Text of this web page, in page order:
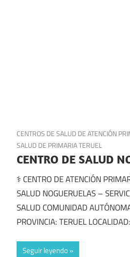
30 de junio de 2025
CENTROS DE SALUD DE ATENCIÓN
SALUD DE PRIMARIA TERUEL
CENTRO DE SALUD
⚕️ CENTRO DE ATENCIÓN
SALUD NOGUERUELAS –
SALUD COMUNIDAD
PROVINCIA: TERUEL LOCALIDAD:
Seguir leyendo